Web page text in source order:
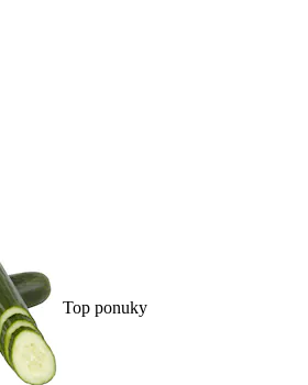
Top ponuky